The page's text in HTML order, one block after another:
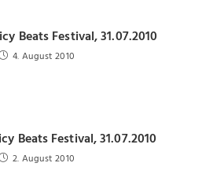
Beats Festival, 31.07.2010
4. August 2010
Beats Festival, 31.07.2010
2. August 2010